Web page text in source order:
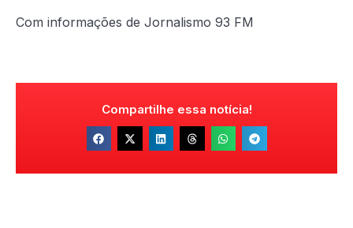
Com informações de Jornalismo 93 FM
Compartilhe essa notícia!